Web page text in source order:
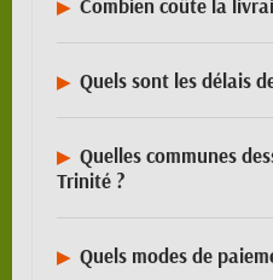
Quels sont les délais
Quelles communes
Trinité ?
Quels modes de